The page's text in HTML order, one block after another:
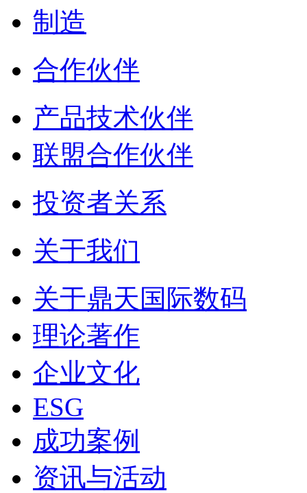
制造
合作伙伴
产品技术伙伴
联盟合作伙伴
投资者关系
关于我们
关于鼎天国际数码
理论著作
企业文化
ESG
成功案例
资讯与活动